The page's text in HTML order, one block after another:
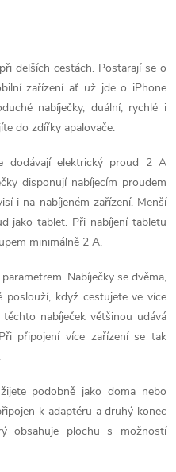
delších cestách. Postarají se o
zařízení ať už jde o iPhone
nabíječky, duální, rychlé i
do zdířky apalovače.
dodávají elektrický proud 2 A
disponují nabíjecím proudem
i na nabíjeném zařízení. Menší
jako tablet. Při nabíjení tabletu
minimálně 2 A.
Nabíječky se dvěma,
když cestujete ve více
nabíječek většinou udává
připojení více zařízení se tak
podobně jako doma nebo
k adaptéru a druhý konec
obsahuje plochu s možností